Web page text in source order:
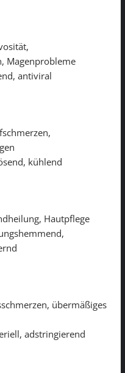
Magenprobleme
antiviral
kühlend
Hautpflege
übermäßiges
adstringierend